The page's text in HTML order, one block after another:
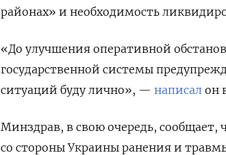
районах» и необходимость
«До улучшения оперативной
государственной системы
ситуаций буду лично», — написал он
Минздрав, в свою очередь, сообщает,
со стороны Украины ранения и